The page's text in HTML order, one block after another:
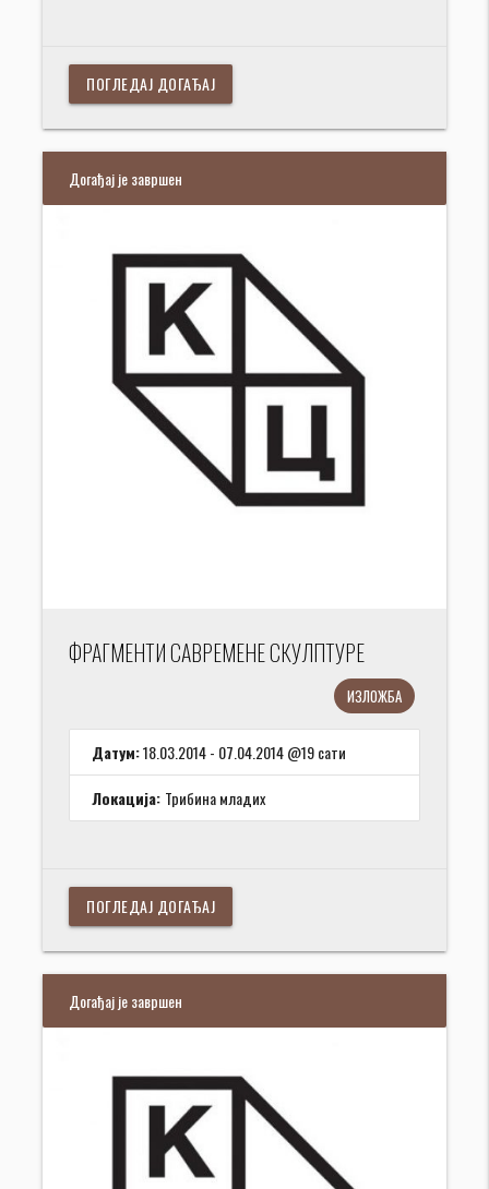
ПОГЛЕДАЈ ДОГАЂАЈ
Догађај је завршен
ФРАГМЕНТИ САВРЕМЕНЕ СКУЛПТУРЕ
ИЗЛОЖБА
Датум:18.03.2014 - 07.04.2014 @19 сати
Локација: Трибина младих
ПОГЛЕДАЈ ДОГАЂАЈ
Догађај је завршен